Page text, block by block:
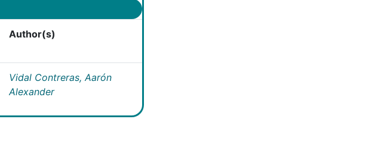
Author(s)
Vidal Contreras, Aarón
Alexander